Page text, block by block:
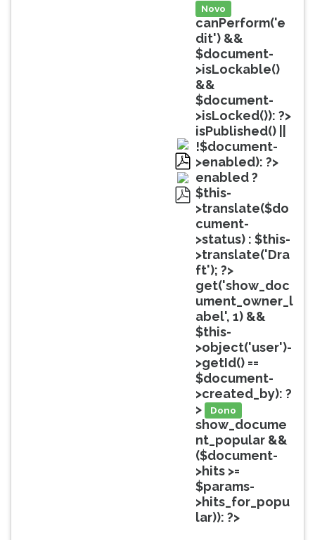
pdf
pdf
Novo
canPerform('e
dit') &&
$document-
>isLockable()
&&
$document-
>isLocked()): ?>
isPublished() ||
!$document-
>enabled): ?>
enabled ?
$this-
>translate($do
cument-
>status) : $this-
>translate('Dra
ft'); ?>
get('show_doc
ument_owner_l
abel', 1) &&
$this-
>object('user')-
>getId() ==
$document-
>created_by): ?
>
Dono
show_docume
nt_popular &&
($document-
>hits >=
$params-
>hits_for_popu
lar)): ?>